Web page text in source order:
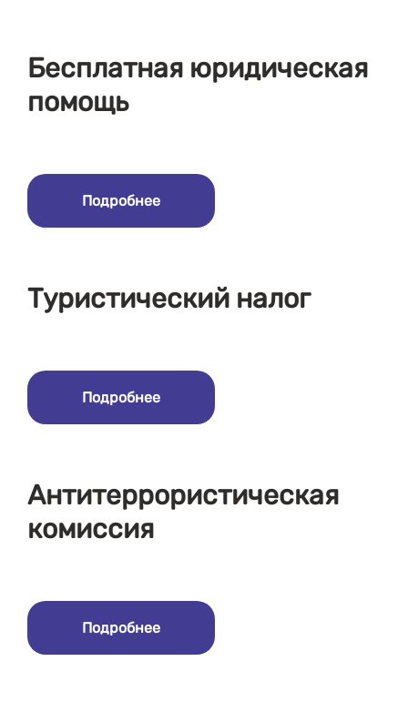
Бесплатная юридическая
помощь
Подробнее
Туристический налог
Подробнее
Антитеррористическая
комиссия
Подробнее